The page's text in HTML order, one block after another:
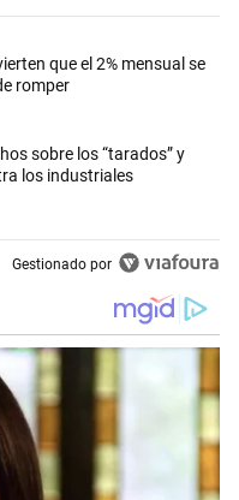
comentarios en los
economistas
que el 2% mensual se
romper
Caputo aclaró sus dichos
sobre los “tarados” y
los industriales
Gestionado por